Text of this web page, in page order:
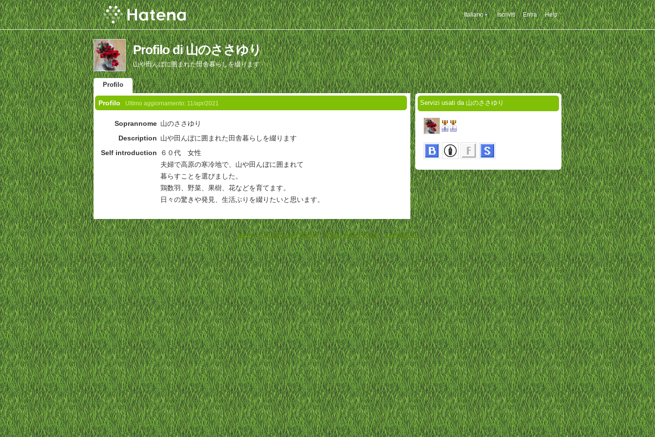
Italiano Iscriviti Entra Help
Profilo di 山のささゆり
山や田んぼに囲まれた田舎暮らしを綴ります
Profilo
Profilo Ultimo aggiornamento: 11/apr/2021
Soprannome 山のささゆり
Description 山や田んぼに囲まれた田舎暮らしを綴ります
Self introduction
６０代 女性
夫婦で高原の寒冷地で、山や田んぼに囲まれて
暮らすことを選びました。
鶏数羽、野菜、果樹、花などを育てます。
日々の驚きや発見、生活ぶりを綴りたいと思います。
Servizi usati da 山のささゆり
Home-Accordo con l'Utente-Policy sulla Privacy-Contattacci